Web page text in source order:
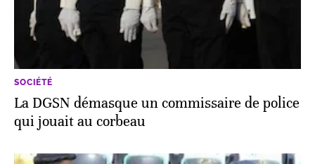
SOCIÉTÉ
La DGSN démasque un commissaire de police
qui jouait au corbeau